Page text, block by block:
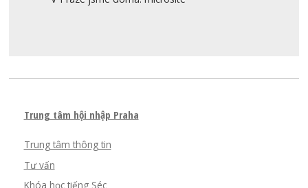
Trung tâm hội nhập Praha
Trung tâm thông tin
Tư vấn
Khóa học tiếng Séc